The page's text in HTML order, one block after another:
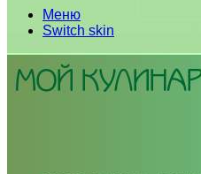
Меню
Switch skin